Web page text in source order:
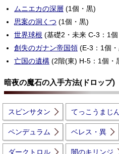
ムニエカの深層 (1個・黒)
思案の洞くつ (1個・黒)
世界球根 (基礎2・未来 C-3：1
創失のガナン帝国領 (E-3：1個
亡国の遺構 (2階(東) H-5：1個・
暗夜の魔石の入手方法(ドロップ)
スピンサタン てっこうまじ
ペンデュラム ベレス・異
ダークトロル 闇のキリンジ